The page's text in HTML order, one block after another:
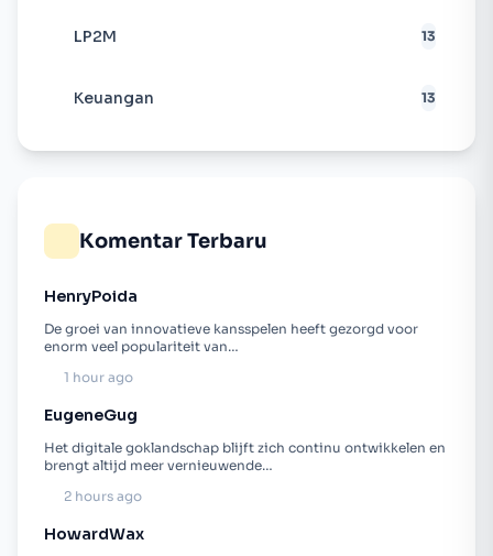
LP2M 13
Keuangan 13
Komentar Terbaru
HenryPoida
De groei van innovatieve kansspelen heeft gezorgd voor
enorm veel populariteit van…
1 hour ago
EugeneGug
Het digitale goklandschap blijft zich continu ontwikkelen en
brengt altijd meer vernieuwende…
2 hours ago
HowardWax